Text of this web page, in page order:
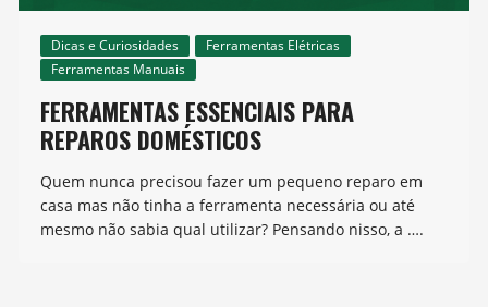
Dicas e Curiosidades
Ferramentas Elétricas
Ferramentas Manuais
FERRAMENTAS ESSENCIAIS PARA
REPAROS DOMÉSTICOS
Quem nunca precisou fazer um pequeno reparo em
casa mas não tinha a ferramenta necessária ou até
mesmo não sabia qual utilizar? Pensando nisso, a ….